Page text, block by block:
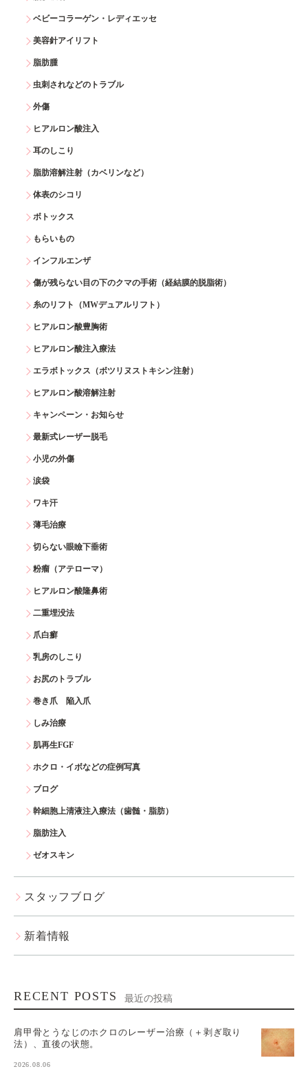
ベビーコラーゲン・レディエッセ
美容針アイリフト
脂肪腫
虫刺されなどのトラブル
外傷
ヒアルロン酸注入
耳のしこり
脂肪溶解注射（カベリンなど）
体表のシコリ
ボトックス
もらいもの
インフルエンザ
傷が残らない目の下のクマの手術（経結膜的脱脂術）
糸のリフト（MWデュアルリフト）
ヒアルロン酸豊胸術
ヒアルロン酸注入療法
エラボトックス（ボツリヌストキシン注射）
ヒアルロン酸溶解注射
キャンペーン・お知らせ
最新式レーザー脱毛
小児の外傷
涙袋
ワキ汗
薄毛治療
切らない眼瞼下垂術
粉瘤（アテローマ）
ヒアルロン酸隆鼻術
二重埋没法
爪白癬
乳房のしこり
お尻のトラブル
巻き爪 陥入爪
しみ治療
肌再生FGF
ホクロ・イボなどの症例写真
ブログ
幹細胞上清液注入療法（歯髄・脂肪）
脂肪注入
ゼオスキン
スタッフブログ
新着情報
RECENT POSTS 最近の投稿
肩甲骨とうなじのホクロのレーザー治療（＋剥ぎ取り
法）、直後の状態。
2026.08.06